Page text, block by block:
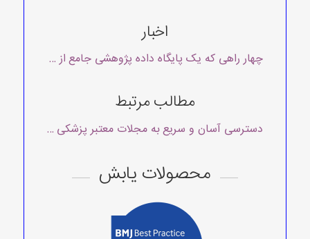
اخبار
چهار راهی که یک پایگاه داده پژوهشی جامع از پزشکی
مطالب مرتبط
دسترسی آسان و سریع به مجلات معتبر پزشکی با یابش
محصولات یابش